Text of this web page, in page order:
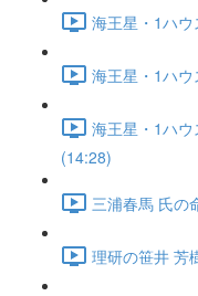
海王星・1ハ
海王星・1ハ
海王星・1ハ
(14:28)
三浦春馬 氏の
理研の笹井 芳